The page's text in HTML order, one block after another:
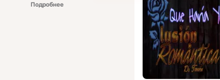
Подробнее